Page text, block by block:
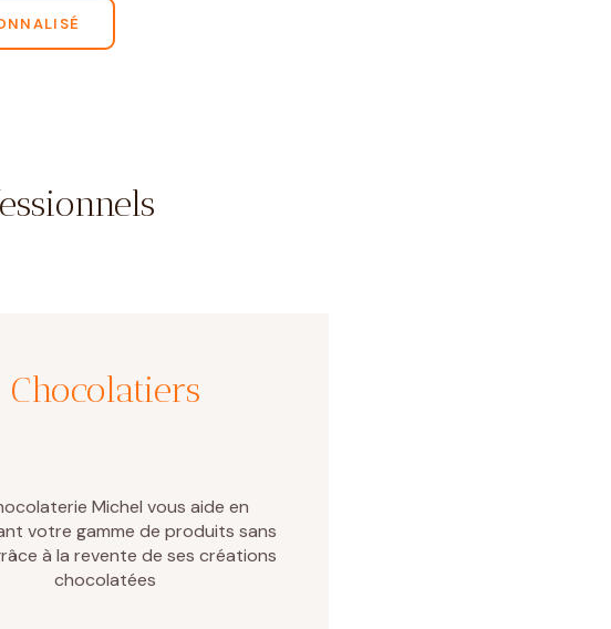
Chocolatiers
Michel vous aide en
votre gamme de produits sans
à la revente de ses créations
chocolatées